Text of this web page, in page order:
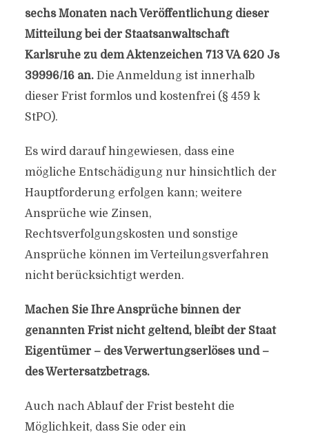
sechs Monaten nach Veröffentlichung dieser
Mitteilung bei der Staatsanwaltschaft
Karlsruhe zu dem Aktenzeichen 713 VA 620 Js
39996/16 an. Die Anmeldung ist innerhalb
dieser Frist formlos und kostenfrei (§ 459 k
StPO).
Es wird darauf hingewiesen, dass eine
mögliche Entschädigung nur hinsichtlich der
Hauptforderung erfolgen kann; weitere
Ansprüche wie Zinsen,
Rechtsverfolgungskosten und sonstige
Ansprüche können im Verteilungsverfahren
nicht berücksichtigt werden.
Machen Sie Ihre Ansprüche binnen der
genannten Frist nicht geltend, bleibt der Staat
Eigentümer – des Verwertungserlöses und –
des Wertersatzbetrags.
Auch nach Ablauf der Frist besteht die
Möglichkeit, dass Sie oder ein